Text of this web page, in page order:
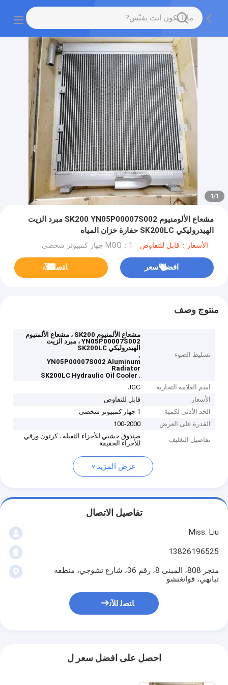
1
/
1
مشعاع الألومنيوم SK200 YN05P00007S002 مبرد الزيت
الهيدروليكي SK200LC حفارة خزان المياه
الأسعار：قابل للتفاوض MOQ：1 جهاز كمبيوتر شخصى
افضل سعر ﺎﺘﺼﻟ ﺍﻶﻧ
منتوج وصف
تسليط الضوء
مشعاع الألمنيوم SK200 ، مشعاع الألمنيوم
YN05P00007S002 ، مبرد الزيت
الهيدروليكي SK200LC
,
YN05P00007S002 Aluminum
Radiator
,
SK200LC Hydraulic Oil Cooler
اسم العلامة التجارية
JGC
الأسعار
قابل للتفاوض
الحد الأدنى لكمية
1 جهاز كمبيوتر شخصى
القدرة على العرض
100-2000
تفاصيل التغليف
صندوق خشبي للأجزاء الثقيلة ، كرتون ورقي
للأجزاء الخفيفة
عرض المزيد
تفاصيل الاتصال
Miss. Liu
13826196525
متجر 808، المبنى 8، رقم 36، شارع تشوجي، منطقة
تيانهي، قوانغتشو
ﺎﺘﺼﻟ ﺍﻶﻧ
احصل على افضل سعر ل